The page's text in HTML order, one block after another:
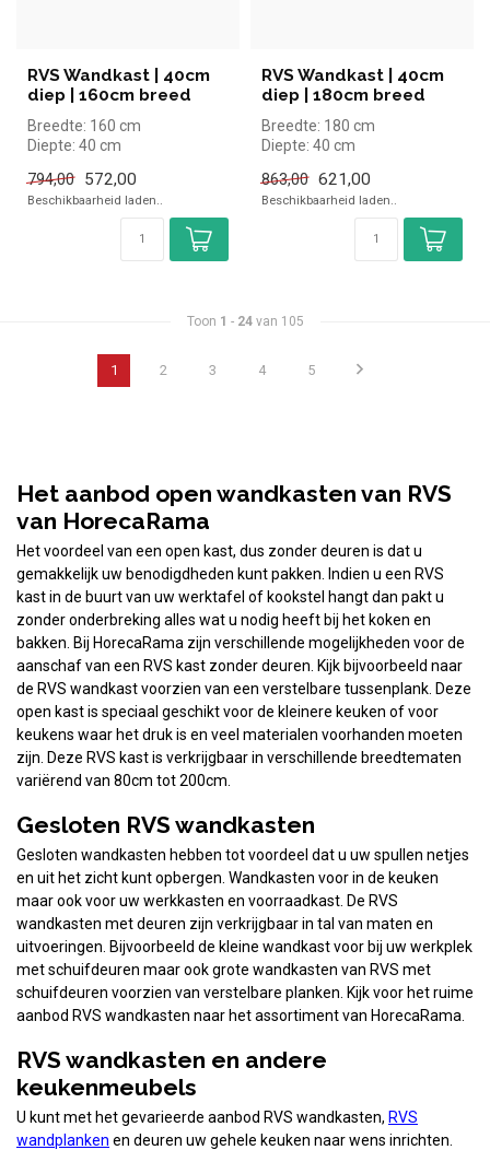
RVS Wandkast | 40cm
diep | 160cm breed
Breedte: 160 cm
Diepte: 40 cm
794,00
572,00
Beschikbaarheid laden..
RVS Wandkast | 40cm
diep | 180cm breed
Breedte: 180 cm
Diepte: 40 cm
863,00 621,00
Beschikbaarheid laden..
Toon 1 - 24van 105
1 2 3 4 5
Het aanbod open wandkasten van RVS
van HorecaRama
Het voordeel van een open kast, dus zonder deuren is dat u
gemakkelijk uw benodigdheden kunt pakken. Indien u een RVS
kast in de buurt van uw werktafel of kookstel hangt dan pakt u
zonder onderbreking alles wat u nodig heeft bij het koken en
bakken. Bij HorecaRama zijn verschillende mogelijkheden voor de
aanschaf van een RVS kast zonder deuren. Kijk bijvoorbeeld naar
de RVS wandkast voorzien van een verstelbare tussenplank. Deze
open kast is speciaal geschikt voor de kleinere keuken of voor
keukens waar het druk is en veel materialen voorhanden moeten
zijn. Deze RVS kast is verkrijgbaar in verschillende breedtematen
variërend van 80cm tot 200cm.
Gesloten RVS wandkasten
Gesloten wandkasten hebben tot voordeel dat u uw spullen netjes
en uit het zicht kunt opbergen. Wandkasten voor in de keuken
maar ook voor uw werkkasten en voorraadkast. De RVS
wandkasten met deuren zijn verkrijgbaar in tal van maten en
uitvoeringen. Bijvoorbeeld de kleine wandkast voor bij uw werkplek
met schuifdeuren maar ook grote wandkasten van RVS met
schuifdeuren voorzien van verstelbare planken. Kijk voor het ruime
aanbod RVS wandkasten naar het assortiment van HorecaRama.
RVS wandkasten en andere
keukenmeubels
U kunt met het gevarieerde aanbod RVS wandkasten, RVS
wandplanken en deuren uw gehele keuken naar wens inrichten.